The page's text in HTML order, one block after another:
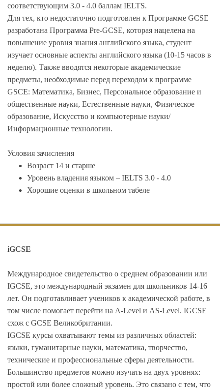
соответствующим 3.0 - 4.0 баллам IELTS.
Для тех, кто недостаточно подготовлен к Программе GCSE
разработана Программа Pre-GCSE, которая нацелена на
повышение уровня знания английского языка, студент
изучает основные аспекты английского языка (10-15 часов в
неделю). Также вводятся некоторые академические
предметы, необходимые перед переходом к программе
GSCE: Математика, Бизнес, Персональное образование и
общественные науки, Естественные науки, Физическое
образование, Искусство и компьютерные науки/
Информационные технологии.
Условия зачисления
Возраст 14 и старше
Уровень владения языком – IELTS 3.0 - 4.0
Хорошие оценки в школьном табеле
iGCSE
Международное свидетельство о среднем образовании или
IGCSE, это международный экзамен для школьников 14-16
лет. Он подготавливает учеников к академической работе, в
том числе помогает перейти на А-Level и AS-Level. IGCSE
схож с GCSE Великобритании.
IGCSE курсы охватывают темы из различных областей:
языки, гуманитарные науки, математика, творчество,
технические и профессиональные сферы деятельности.
Большинство предметов можно изучать на двух уровнях:
простой или более сложный уровень. Это связано с тем, что